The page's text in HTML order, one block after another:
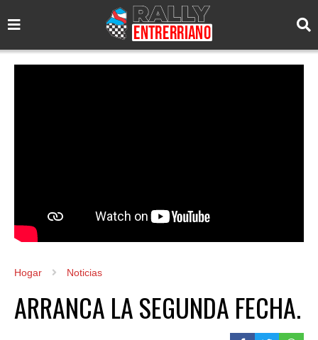
Hogar Noticias
ARRANCA LA SEGUNDA FECHA.